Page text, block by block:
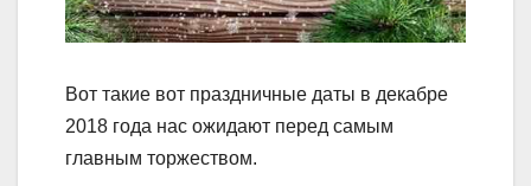
Вот такие вот праздничные даты в декабре
2018 года нас ожидают перед самым
главным торжеством.